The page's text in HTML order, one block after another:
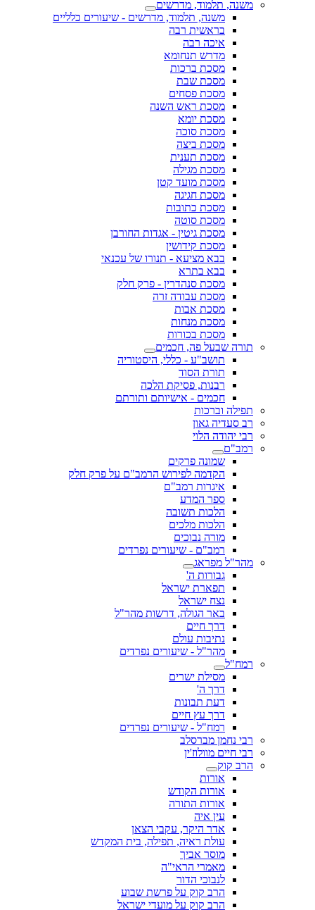
משנה, תלמוד, מדרשים
משנה, תלמוד, מדרשים - שיעורים כלליים
בראשית רבה
איכה רבה
מדרש תנחומא
מסכת ברכות
מסכת שבת
מסכת פסחים
מסכת ראש השנה
מסכת יומא
מסכת סוכה
מסכת ביצה
מסכת תענית
מסכת מגילה
מסכת מועד קטן
מסכת חגיגה
מסכת כתובות
מסכת סוטה
מסכת גיטין - אגדות החורבן
מסכת קידושין
בבא מציעא - תנורו של עכנאי
בבא בתרא
מסכת סנהדרין - פרק חלק
מסכת עבודה זרה
מסכת אבות
מסכת מנחות
מסכת בכורות
תורה שבעל פה, חכמים
תושב"ע - כללי, היסטוריה
תורת הסוד
רבנות, פסיקת הלכה
חכמים - אישיותם ותורתם
תפילה וברכות
רב סעדיה גאון
רבי יהודה הלוי
רמב"ם
שמונה פרקים
הקדמה לפירוש הרמב"ם על פרק חלק
איגרות רמב"ם
ספר המדע
הלכות תשובה
הלכות מלכים
מורה נבוכים
רמב"ם - שיעורים נפרדים
מהר"ל מפראג
גבורות ה'
תפארת ישראל
נצח ישראל
באר הגולה, דרשות מהר"ל
דרך חיים
נתיבות עולם
מהר"ל - שיעורים נפרדים
רמח"ל
מסילת ישרים
דרך ה'
דעת תבונות
דרך עץ חיים
רמח"ל - שיעורים נפרדים
רבי נחמן מברסלב
רבי חיים מוולוז'ין
הרב קוק
אורות
אורות הקודש
אורות התורה
עין איה
אדר היקר, עקבי הצאן
עולת ראיה, תפילה, בית המקדש
מוסר אביך
מאמרי הראי"ה
לנבוכי הדור
הרב קוק על פרשת שבוע
הרב קוק על מועדי ישראל